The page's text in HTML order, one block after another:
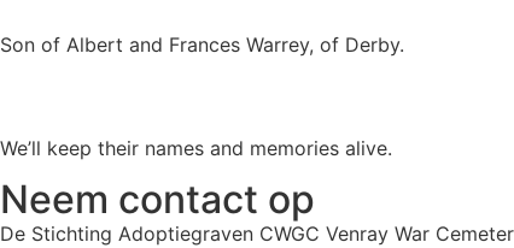
Son of Albert and Frances Warrey, of Derby.
We’ll keep their names and memories alive.
Neem contact op
De Stichting Adoptiegraven CWGC Venray War